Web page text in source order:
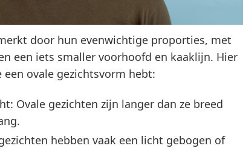
door hun evenwichtige proporties, met
een iets smaller voorhoofd en kaaklijn. Hier
ovale gezichtsvorm hebt:
Ovale gezichten zijn langer dan ze breed
hebben vaak een licht gebogen of